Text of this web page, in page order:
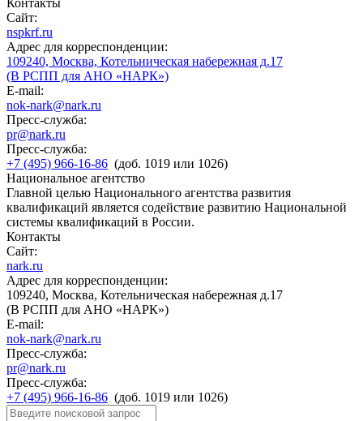
Контакты
Сайт:
nspkrf.ru
Адрес для корреспонденции:
109240, Москва, Котельническая набережная д.17
(В РСПП для АНО «НАРК»)
E-mail:
nok-nark@nark.ru
Пресс-служба:
pr@nark.ru
Пресс-служба:
+7 (495) 966-16-86 (доб. 1019 или 1026)
Национальное агентство
Главной целью Национального агентства развития
квалификаций является содействие развитию Национальной
системы квалификаций в России.
Контакты
Сайт:
nark.ru
Адрес для корреспонденции:
109240, Москва, Котельническая набережная д.17
(В РСПП для АНО «НАРК»)
E-mail:
nok-nark@nark.ru
Пресс-служба:
pr@nark.ru
Пресс-служба:
+7 (495) 966-16-86 (доб. 1019 или 1026)